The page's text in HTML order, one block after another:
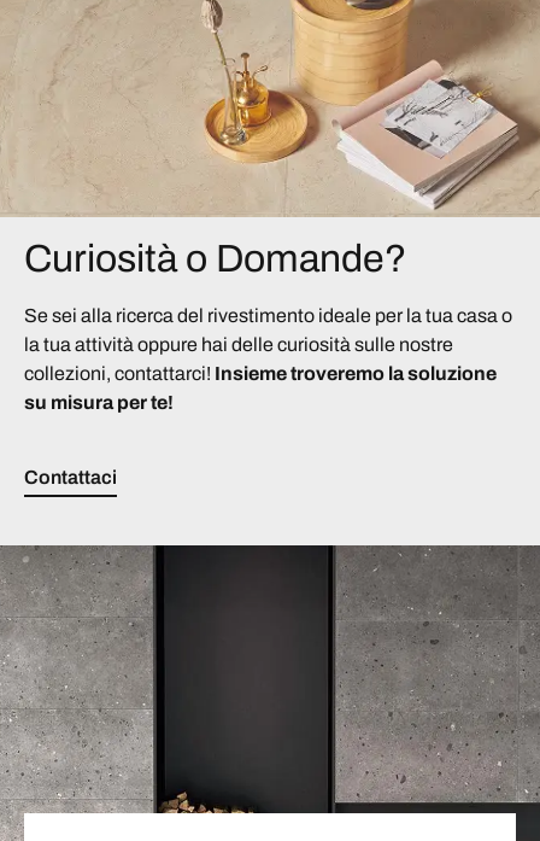
Curiosità o Domande?
Se sei alla ricerca del rivestimento ideale per la tua casa o
la tua attività oppure hai delle curiosità sulle nostre
collezioni, contattarci! Insieme troveremo la soluzione
su misura per te!
Contattaci